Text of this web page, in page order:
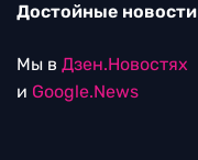
Достойные новости
Мы в Дзен.Новостях
и Google.News